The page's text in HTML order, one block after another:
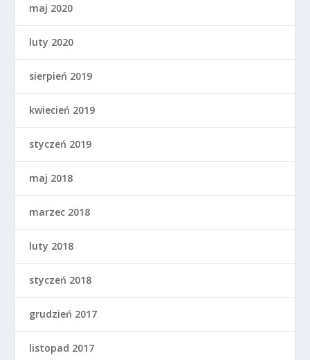
maj 2020
luty 2020
sierpień 2019
kwiecień 2019
styczeń 2019
maj 2018
marzec 2018
luty 2018
styczeń 2018
grudzień 2017
listopad 2017